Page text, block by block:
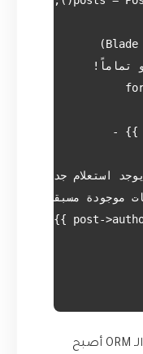
ماذا يحدث خلف الكواليس الآن؟ الـ ORM أصبح